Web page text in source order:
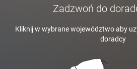
Zadzwoń do
Kliknij w wybrane województwo aby
doradcy